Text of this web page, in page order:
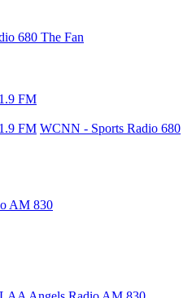
680 The Fan
FM
FM WCNN - Sports Radio 680
AM 830